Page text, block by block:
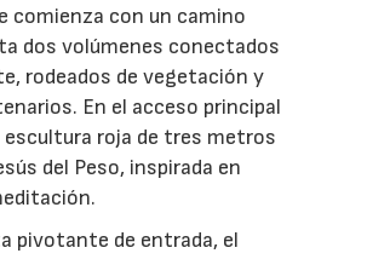
comienza con un camino
dos volúmenes conectados
rodeados de vegetación y
En el acceso principal
escultura roja de tres metros
del Peso, inspirada en
pivotante de entrada, el